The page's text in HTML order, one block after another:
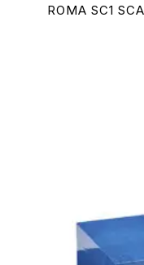
ROMA SC1